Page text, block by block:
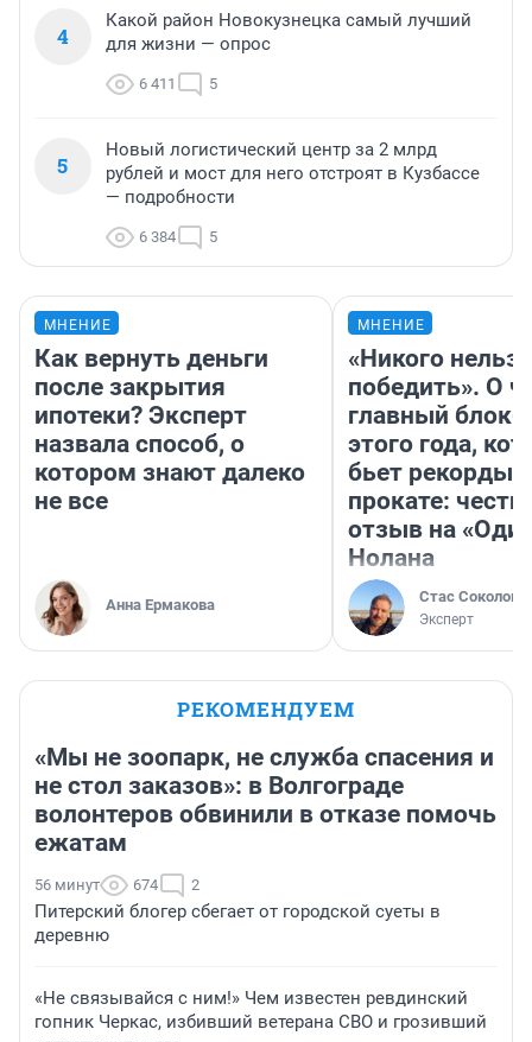
4
Какой район Новокузнецка самый лучший
для жизни — опрос
6 411 5
5
Новый логистический центр за 2 млрд
рублей и мост для него отстроят в Кузбассе
— подробности
6 384 5
МНЕНИЕ
Как вернуть деньги
после закрытия
ипотеки? Эксперт
назвала способ, о
котором знают далеко
не все
Анна Ермакова
МНЕНИЕ
«Никого нельзя
победить». О
главный
этого года,
бьет рекорды в
прокате:
отзыв на
Нолана
Стас Соколов
Эксперт
РЕКОМЕНДУЕМ
«Мы не зоопарк, не служба спасения и
не стол заказов»: в Волгограде
волонтеров обвинили в отказе помочь
ежатам
56 минут 674 2
Питерский блогер сбегает от городской суеты в
деревню
«Не связывайся с ним!» Чем известен ревдинский
гопник Черкас, избивший ветерана СВО и грозивший